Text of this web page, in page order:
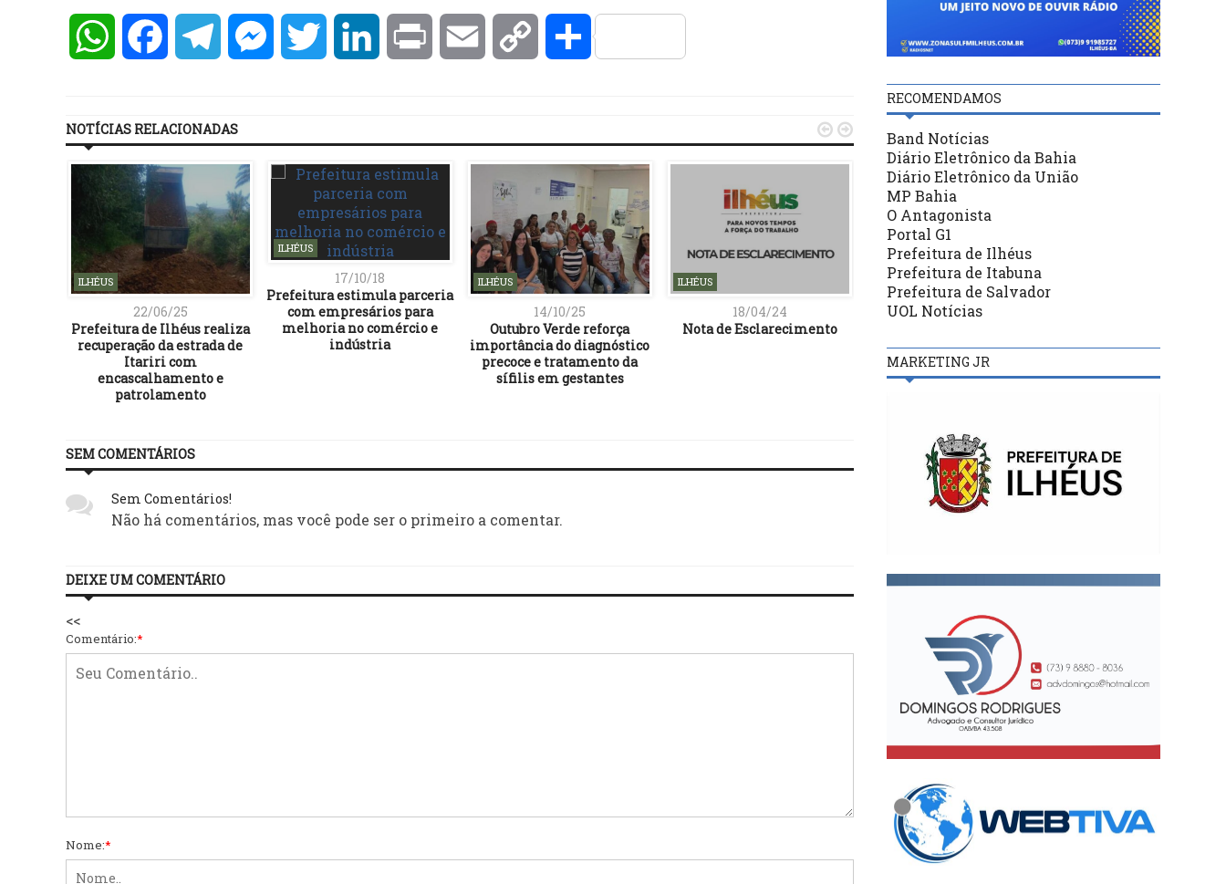
WhatsAppFacebookTelegramMessengerTwitter LinkedInPrint Email Copy Compartilhar
NOTÍCIAS RELACIONADAS
ILHÉUS
22/06/25
Prefeitura de Ilhéus realiza
recuperação da estrada de
Itariri com
encascalhamento e
patrolamento
ILHÉUS
17/10/18
Prefeitura estimula parceria
com empresários para
melhoria no comércio e
indústria
ILHÉUS
14/10/25
Outubro Verde reforça
importância do diagnóstico
precoce e tratamento da
sífilis em gestantes
ILHÉUS
18/04/24
Nota de Esclarecimento
ILHÉUS
05/09/23
Enfrentamento ao
Feminicídio” é aprovado na
Câmara
sobre metas fiscais
 
SEM COMENTÁRIOS
Sem Comentários!
Não há comentários, mas você pode ser o primeiro a comentar.
DEIXE UM COMENTÁRIO
<<
Comentário:*
Nome:*
RECOMENDAMOS
Band Notícias
Diário Eletrônico da Bahia
Diário Eletrônico da União
MP Bahia
O Antagonista
Portal G1
Prefeitura de Ilhéus
Prefeitura de Itabuna
Prefeitura de Salvador
UOL Notícias
MARKETING JR